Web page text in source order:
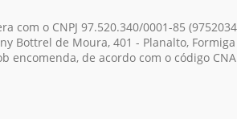
com o CNPJ 97.520.340/0001-85
Bottrel de Moura, 401 - Planalto,
de acordo com o código